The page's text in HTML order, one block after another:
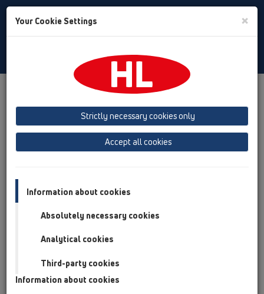
Toggle
Обзор продукта 15 Дворовые трапы
Обзор продукта
15 Дворовые трапы
Вспомогательные материалы/Противопожарная
HL01056D
материалы/Противопожарная защита / Запасные
детали / HL01056D
О-кольцо 180х6мм
Your Cookie Settings ×
Strictly necessary cookies only
Accept all cookies
Information about cookies
Absolutely necessary cookies
Analytical cookies
Third-party cookies
Information about cookies